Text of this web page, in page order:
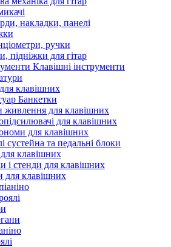
накладки, панелі
ручки
підніжки для гітар
Клавішні інструменти
клавішних
Банкетки
живлення для клавішних
для клавішних
для клавішних
сустейна та педальні блоки
для клавішних
і стенди для клавішних
для клавішних